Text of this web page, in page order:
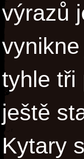
výrazů
tyhle tři
ještě
Kytary